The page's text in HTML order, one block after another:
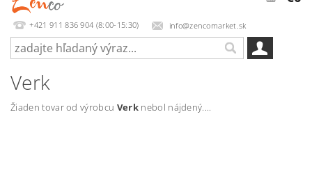
+421 911 836 904 (8:00-15:30) info@zencomarket.sk
Verk
Žiaden tovar od výrobcu Verknebol nájdený....